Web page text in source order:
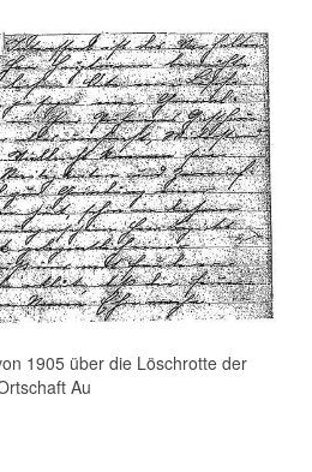
1905 über die Löschrotte der
Au